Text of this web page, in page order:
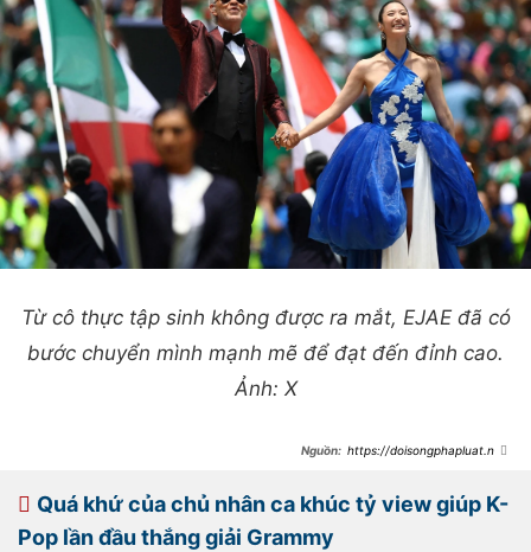
Từ cô thực tập sinh không được ra mắt, EJAE đã có
bước chuyển mình mạnh mẽ để đạt đến đỉnh cao.
Ảnh: X
https://doisongphapluat.ngu
nay-lai-duoc-khen-het-loi-
a642654.html
Quá khứ của chủ nhân ca khúc tỷ view giúp K-
Pop lần đầu thắng giải Grammy